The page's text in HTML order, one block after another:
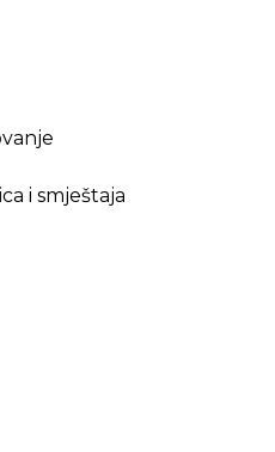
i smještaja